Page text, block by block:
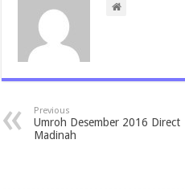
Previous
Umroh Desember 2016 Direct
Madinah